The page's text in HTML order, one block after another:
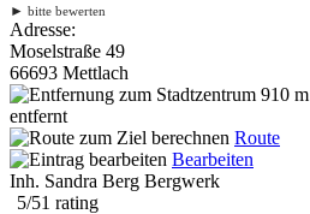
► bitte bewerten
Adresse:
Moselstraße 49
66693 Mettlach
910 m
entfernt
Route
Bearbeiten
Inh. Sandra Berg Bergwerk
5/51 rating